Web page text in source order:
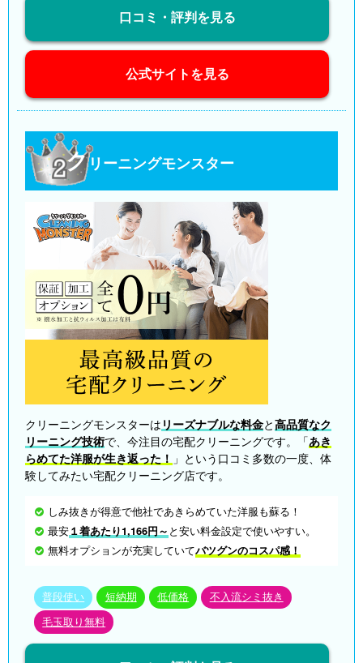
口コミ・評判を見る
公式サイトを見る
クリーニングモンスター
クリーニングモンスターは リーズナブルな料金と高品質なク
リーニング技術で、今注目の宅配クリーニングです。「あき
らめてた洋服が生き返った！
」という口コミ多数の一度、体
験してみたい宅配クリーニング店です。
しみ抜きが得意で他社であきらめていた洋服も蘇る！
最安１着あたり1,166円～ と安い料金設定で使いやすい。
無料オプションが充実していてバツグンのコスパ感！
普段使い 短納期 低価格 不入流シミ抜き
毛玉取り無料